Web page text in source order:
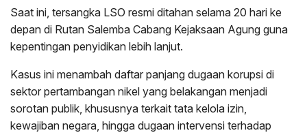
Saat ini, tersangka LSO resmi ditahan selama 20 hari ke
depan di Rutan Salemba Cabang Kejaksaan Agung guna
kepentingan penyidikan lebih lanjut.
Kasus ini menambah daftar panjang dugaan korupsi di
sektor pertambangan nikel yang belakangan menjadi
sorotan publik, khususnya terkait tata kelola izin,
kewajiban negara, hingga dugaan intervensi terhadap